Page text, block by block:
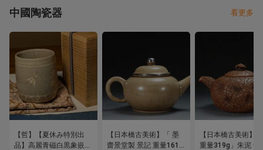
中國陶瓷器 看更多
【哲】【夏休み特別出
品】高麗青磁白黒象嵌蜂
【日本橋古美術】「 墨
齋景堂製 景記 重量161g
【日本橋古美術】
重量319g」朱泥 紫